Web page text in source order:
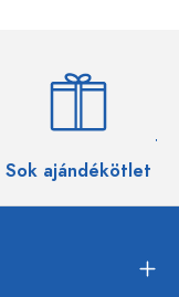
Sok ajándékötlet